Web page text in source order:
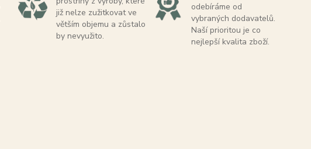
již nelze zužitkovat ve
větším objemu a zůstalo
by nevyužito.
odebíráme od
vybraných dodavatelů.
Naší prioritou je co
nejlepší kvalita zboží.